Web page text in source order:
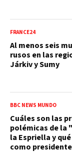
FRANCE24
Al menos seis
rusos en las
Járkiv y Sumy
BBC NEWS MUNDO
Cuáles son las
polémicas de la
la Espriella y
como